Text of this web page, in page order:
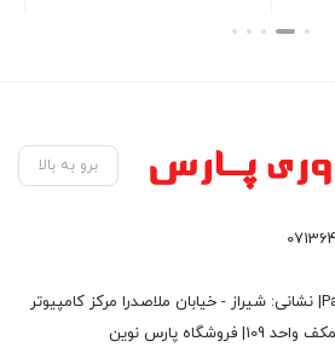
بستن
برو به بالا
Parsnovin.shiraz@gmail.com| نشانی: شیراز - خیابان ملاصدرا مرکز کامپیوتر